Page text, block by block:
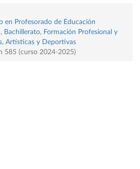
en Profesorado de Educación
Bachillerato, Formación Profesional y
Artísticas y Deportivas
585 (curso 2024-2025)